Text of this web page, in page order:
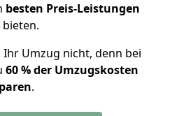
besten Preis-Leistungen
bieten.
Umzug nicht, denn bei
60 % der Umzugskosten
.